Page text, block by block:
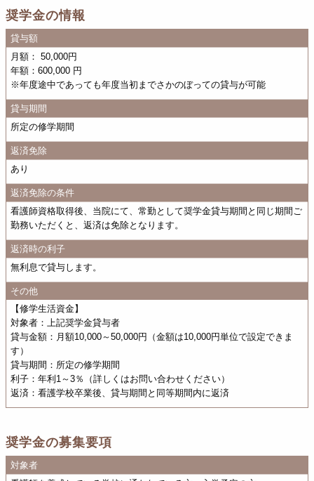
奨学金の情報
貸与額
月額： 50,000円
年額：600,000 円
※年度途中であっても年度当初までさかのぼっての貸与が可能
貸与期間
所定の修学期間
返済免除
あり
返済免除の条件
看護師資格取得後、当院にて、常勤として奨学金貸与期間と同じ期間ご
勤務いただくと、返済は免除となります。
返済時の利子
無利息で貸与します。
その他
【修学生活資金】
対象者：上記奨学金貸与者
貸与金額：月額10,000～50,000円（金額は10,000円単位で設定できま
す）
貸与期間：所定の修学期間
利子：年利1～3％（詳しくはお問い合わせください）
返済：看護学校卒業後、貸与期間と同等期間内に返済
奨学金の募集要項
対象者